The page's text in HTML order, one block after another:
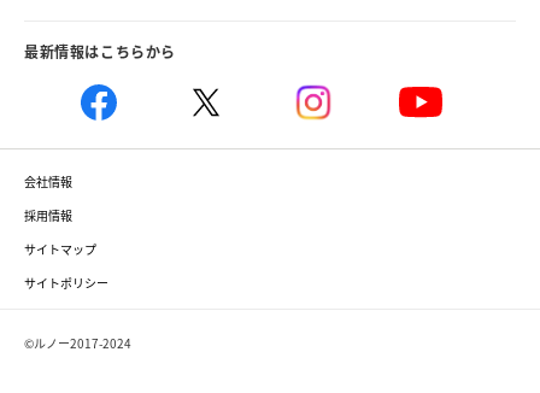
最新情報はこちらから
会社情報
採用情報
サイトマップ
サイトポリシー
©ルノー2017-2024